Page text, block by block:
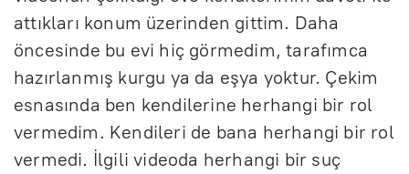
attıkları konum üzerinden gittim. Daha
öncesinde bu evi hiç görmedim, tarafımca
hazırlanmış kurgu ya da eşya yoktur. Çekim
esnasında ben kendilerine herhangi bir rol
vermedim. Kendileri de bana herhangi bir rol
vermedi. İlgili videoda herhangi bir suç